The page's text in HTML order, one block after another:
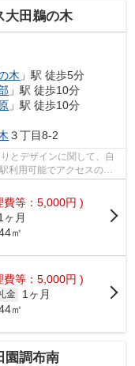
大田鵜の木
木 」駅 徒歩5分
」駅 徒歩10分
」駅 徒歩10分
３丁目8-2
とデザインに関して、自
利用可能でアクセスの良
費等：5,000円 )
ヶ月
㎡
費等：5,000円 )
金
1ヶ月
㎡
園調布南